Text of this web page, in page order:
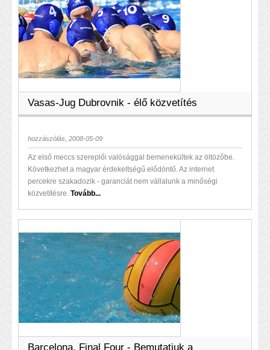
Vasas-Jug Dubrovnik - élő közvetítés
hozzászólás, 2008-05-09
Az első meccs szereplői valósággal bemenekültek az öltözőbe.
Következhet a magyar érdekeltségű elődöntő. Az internet
percekre szakadozik - garanciát nem vállalunk a minőségi
közvetítésre. Tovább...
Barcelona, Final Four - Bemutatjuk a